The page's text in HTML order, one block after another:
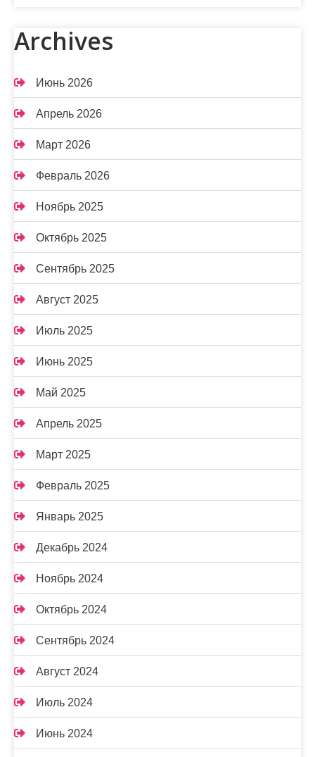
Archives
Июнь 2026
Апрель 2026
Март 2026
Февраль 2026
Ноябрь 2025
Октябрь 2025
Сентябрь 2025
Август 2025
Июль 2025
Июнь 2025
Май 2025
Апрель 2025
Март 2025
Февраль 2025
Январь 2025
Декабрь 2024
Ноябрь 2024
Октябрь 2024
Сентябрь 2024
Август 2024
Июль 2024
Июнь 2024